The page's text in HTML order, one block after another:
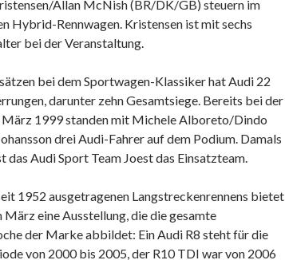
Allan McNish (BR/DK/GB) steuern im
Hybrid-Rennwagen. Kristensen ist mit sechs
bei der Veranstaltung.
bei dem Sportwagen-Klassiker hat Audi 22
darunter zehn Gesamtsiege. Bereits bei der
März 1999 standen mit Michele Alboreto/Dindo
drei Audi-Fahrer auf dem Podium. Damals
das Audi Sport Team Joest das Einsatzteam.
1952 ausgetragenen Langstreckenrennens bietet
März eine Ausstellung, die die gesamte
der Marke abbildet: Ein Audi R8 steht für die
von 2000 bis 2005, der R10 TDI war von 2006